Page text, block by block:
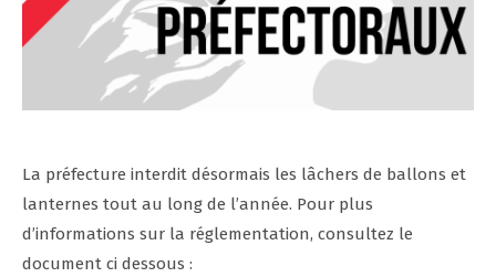
La préfecture interdit désormais les lâchers de ballons et
lanternes tout au long de l’année. Pour plus
d’informations sur la réglementation, consultez le
document ci dessous :